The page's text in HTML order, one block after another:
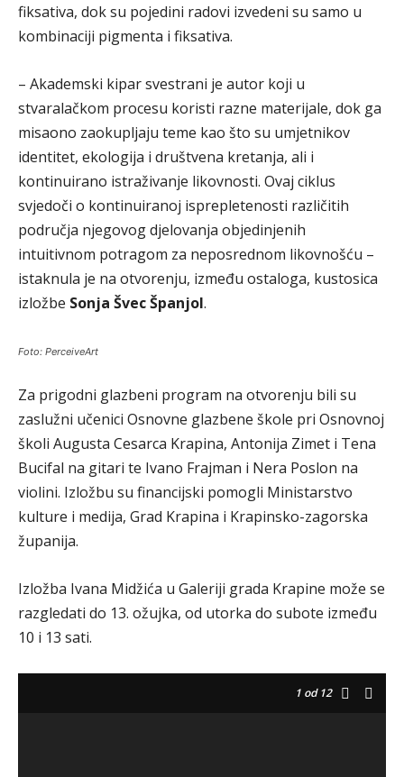
fiksativa, dok su pojedini radovi izvedeni su samo u
kombinaciji pigmenta i fiksativa.
– Akademski kipar svestrani je autor koji u
stvaralačkom procesu koristi razne materijale, dok ga
misaono zaokupljaju teme kao što su umjetnikov
identitet, ekologija i društvena kretanja, ali i
kontinuirano istraživanje likovnosti. Ovaj ciklus
svjedoči o kontinuiranoj isprepletenosti različitih
područja njegovog djelovanja objedinjenih
intuitivnom potragom za neposrednom likovnošću –
istaknula je na otvorenju, između ostaloga, kustosica
izložbe Sonja Švec Španjol.
Foto: PerceiveArt
Za prigodni glazbeni program na otvorenju bili su
zaslužni učenici Osnovne glazbene škole pri Osnovnoj
školi Augusta Cesarca Krapina, Antonija Zimet i Tena
Bucifal na gitari te Ivano Frajman i Nera Poslon na
violini. Izložbu su financijski pomogli Ministarstvo
kulture i medija, Grad Krapina i Krapinsko-zagorska
županija.
Izložba Ivana Midžića u Galeriji grada Krapine može se
razgledati do 13. ožujka, od utorka do subote između
10 i 13 sati.
1 od 12